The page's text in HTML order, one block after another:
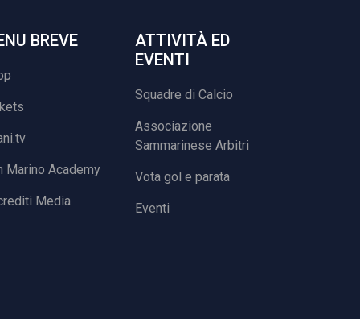
BREVE
Marino Academy
Media
ATTIVITÀ ED
EVENTI
Squadre di Calcio
Associazione
Sammarinese Arbitri
Vota gol e parata
Eventi